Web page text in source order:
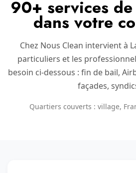
90+ services
dans votre
Chez Nous Clean intervient à
particuliers et les
besoin ci-dessous : fin de bail,
façades,
Quartiers couverts : village,